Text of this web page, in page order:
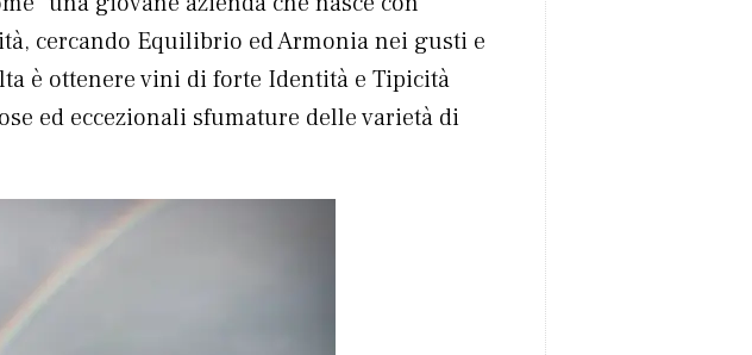
cercando Equilibrio ed Armonia nei gusti e
è ottenere vini di forte Identità e Tipicità
ed eccezionali sfumature delle varietà di